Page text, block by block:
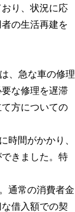
り、状況に応
の生活再建を
、急な車の修理
な修理を遅滞
方についての
時間がかかり、
きました。特
通常の消費者金
借入額での契